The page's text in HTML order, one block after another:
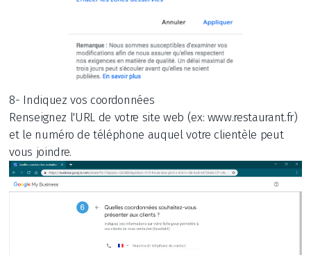
8- Indiquez vos coordonnées
Renseignez l'URL de votre site web (ex: www.restaurant.fr)
et le numéro de téléphone auquel votre clientèle peut
vous joindre.